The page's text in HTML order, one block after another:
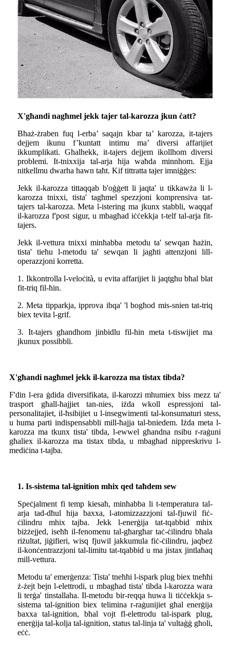
X'għandi nagħmel jekk tajer tal-karozza jkun ċatt?
Bħaż-żraben fuq l-erba’ saqajn kbar ta’ karozza, it-tajers
dejjem ikunu f’kuntatt intimu ma’ diversi affarijiet
ikkumplikati. Għalhekk, it-tajers dejjem ikollhom diversi
problemi. It-tnixxija tal-arja hija waħda minnhom. Ejja
nitkellmu dwarha hawn taħt. Kif tittratta tajer imniġġes:
Jekk il-karozza tittaqqab b'oġġett li jaqta' u tikkawża li l-
karozza tnixxi, tista' tagħmel spezzjoni komprensiva tat-
tajers tal-karozza. Meta l-istering ma jkunx stabbli, waqqaf
il-karozza f'post sigur, u mbagħad iċċekkja t-telf tal-arja fit-
tajers.
Jekk il-vettura tnixxi minħabba metodu ta' sewqan ħażin,
tista' tieħu l-metodu ta' sewqan li jagħti attenzjoni lill-
operazzjoni korretta.
1. Ikkontrolla l-veloċità, u evita affarijiet li jaqtgħu bħal blat
fit-triq fil-ħin.
2. Meta tipparkja, ipprova ibqa' 'l bogħod mis-snien tat-triq
biex tevita l-grif.
3. It-tajers għandhom jinbidlu fil-ħin meta t-tiswijiet ma
jkunux possibbli.
X'għandi nagħmel jekk il-karozza ma tistax tibda?
F'din l-era ġdida diversifikata, il-karozzi mhumiex biss mezz ta'
trasport għall-ħajjiet tan-nies, iżda wkoll espressjoni tal-
personalitajiet, il-ħsibijiet u l-insegwimenti tal-konsumaturi stess,
u huma parti indispensabbli mill-ħajja tal-bniedem. Iżda meta l-
karozza ma tkunx tista' tibda, l-ewwel għandna nsibu r-raġuni
għaliex il-karozza ma tistax tibda, u mbagħad nippreskrivu l-
mediċina t-tajba.
1. Is-sistema tal-ignition mhix qed taħdem sew
Speċjalment fi temp kiesaħ, minħabba li t-temperatura tal-
arja tad-dħul hija baxxa, l-atomizzazzjoni tal-fjuwil fiċ-
ċilindru mhix tajba. Jekk l-enerġija tat-tqabbid mhix
biżżejjed, iseħħ il-fenomenu tal-għargħar taċ-ċilindru bħala
riżultat, jiġifieri, wisq fjuwil jakkumula fiċ-ċilindru, jaqbeż
il-konċentrazzjoni tal-limitu tat-tqabbid u ma jistax jintlaħaq
mill-vettura.
Metodu ta' emerġenza: Tista' tneħħi l-ispark plug biex tneħħi
ż-żejt bejn l-elettrodi, u mbagħad tista' tibda l-karozza wara
li terġa' tinstallaha. Il-metodu bir-reqqa huwa li tiċċekkja s-
sistema tal-ignition biex telimina r-raġunijiet għal enerġija
baxxa tal-ignition, bħal vojt fl-elettrodu tal-ispark plug,
enerġija tal-kolja tal-ignition, status tal-linja ta' vultaġġ għoli,
eċċ.